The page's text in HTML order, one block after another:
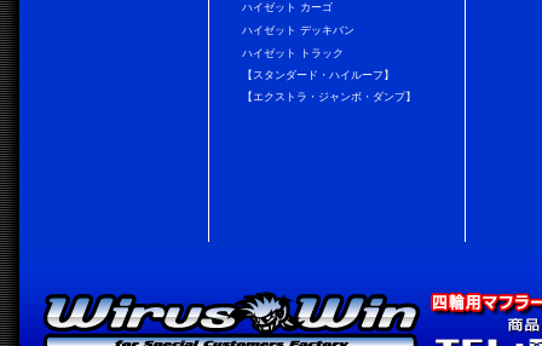
ハイゼット カーゴ
ハイゼット デッキバン
ハイゼット トラック
【スタンダード・ハイルーフ】
【エクストラ・ジャンボ・ダンプ】